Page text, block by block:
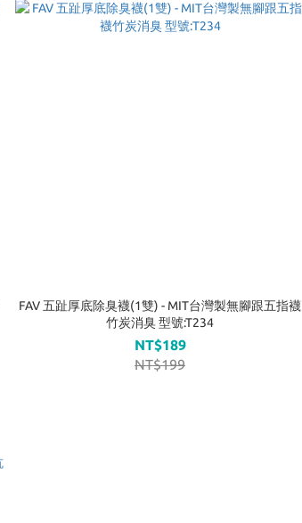
FAV 五趾厚底除臭襪(1雙) - MIT台灣製無腳跟五指襪
竹炭消臭 型號:T234
NT$189
NT$199